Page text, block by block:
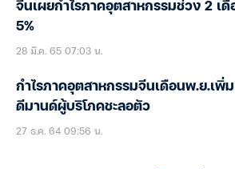
จีนเผยกำไรภาคอุตสาหกรรมช่วง 2 เ
5%
28 มี.ค. 65 07:03 น.
กำไรภาคอุตสาหกรรมจีนเดือนพ.ย.เพิ่
ดีมานด์ผู้บริโภคชะลอตัว
27 ธ.ค. 64 09:56 น.